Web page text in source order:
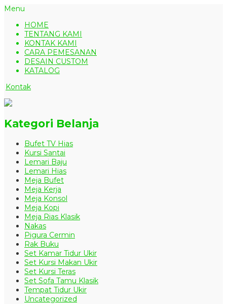
Menu
HOME
TENTANG KAMI
KONTAK KAMI
CARA PEMESANAN
DESAIN CUSTOM
KATALOG
Kontak
Kategori Belanja
Bufet TV Hias
Kursi Santai
Lemari Baju
Lemari Hias
Meja Bufet
Meja Kerja
Meja Konsol
Meja Kopi
Meja Rias Klasik
Nakas
Pigura Cermin
Rak Buku
Set Kamar Tidur Ukir
Set Kursi Makan Ukir
Set Kursi Teras
Set Sofa Tamu Klasik
Tempat Tidur Ukir
Uncategorized